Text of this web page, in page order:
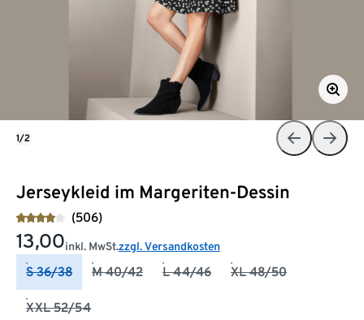
Jerseykleid im Margeriten-Dessin
(506)
13,00inkl. MwSt.zzgl. Versandkosten
S 36/38 M 40/42 L 44/46 XL 48/50
XXL 52/54
1/2